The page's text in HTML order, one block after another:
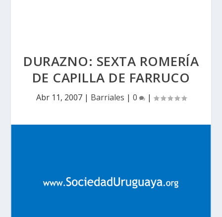
DURAZNO: SEXTA ROMERÍA
DE CAPILLA DE FARRUCO
Abr 11, 2007| Barriales | 0 |